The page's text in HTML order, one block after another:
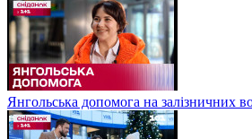
Янгольська допомога на залізничних